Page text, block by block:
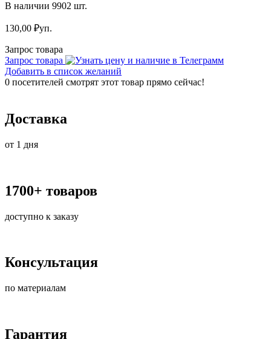
В наличии 9902 шт.
130,00 ₽уп.
Запрос товара
Запрос товара
Добавить в список желаний
0 посетителей смотрят этот товар прямо сейчас!
Доставка
от 1 дня
1700+ товаров
доступно к заказу
Консультация
по материалам
Гарантия